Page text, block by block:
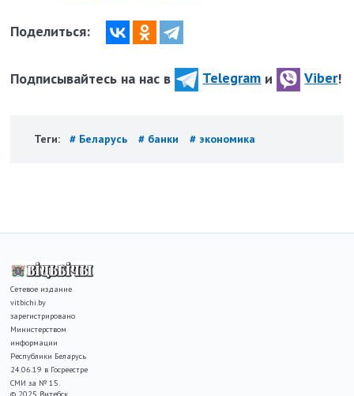
Поделиться:
Подписывайтесь на нас в Telegram и Viber!
Теги: # Беларусь # банки # экономика
Сетевое издание
vitbichi.by
зарегистрировано
Министерством
информации
Республики Беларусь
24.06.19 в Госреестре
СМИ за № 15.